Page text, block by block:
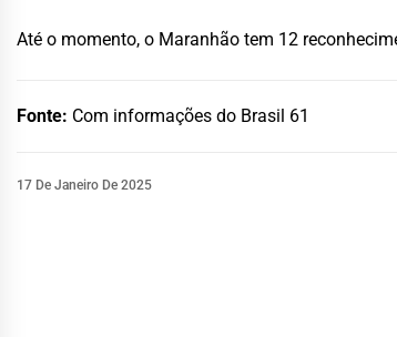
Até o momento, o Maranhão tem 12
Fonte: Com informações do Brasil 61
17 De Janeiro De 2025